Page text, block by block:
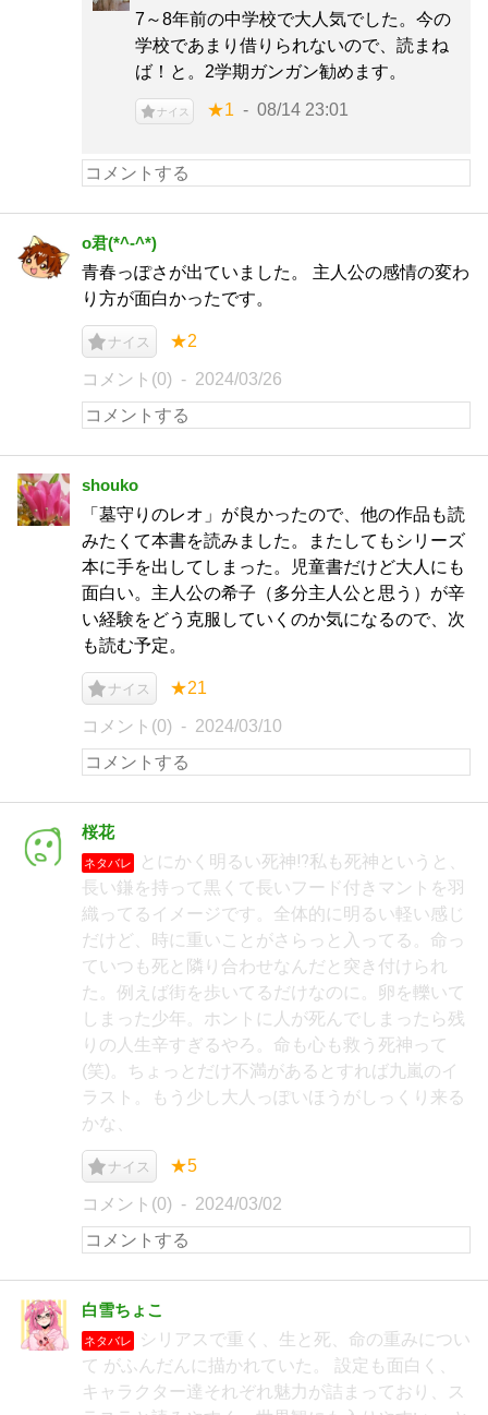
7～8年前の中学校で大人気でした。今の
学校であまり借りられないので、読まね
ば！と。2学期ガンガン勧めます。
ナイス ★1 08/14 23:01
o君(*^-^*)
青春っぽさが出ていました。 主人公の感情の変わ
り方が面白かったです。
ナイス ★2
コメント(0) 2024/03/26
shouko
「墓守りのレオ」が良かったので、他の作品も読
みたくて本書を読みました。またしてもシリーズ
本に手を出してしまった。児童書だけど大人にも
面白い。主人公の希子（多分主人公と思う）が辛
い経験をどう克服していくのか気になるので、次
も読む予定。
ナイス ★21
コメント(0) 2024/03/10
桜花
ネタバレ
とにかく明るい死神⁉️私も死神というと、
長い鎌を持って黒くて長いフード付きマントを羽
織ってるイメージです。全体的に明るい軽い感じ
だけど、時に重いことがさらっと入ってる。命っ
ていつも死と隣り合わせなんだと突き付けられ
た。例えば街を歩いてるだけなのに。卵を轢いて
しまった少年。ホントに人が死んでしまったら残
りの人生辛すぎるやろ。命も心も救う死神って
(笑)。ちょっとだけ不満があるとすれば九嵐のイ
ラスト。もう少し大人っぽいほうがしっくり来る
かな、
ナイス ★5
コメント(0) 2024/03/02
白雪ちょこ
ネタバレ
シリアスで重く、生と死、命の重みについ
て がふんだんに描かれていた。 設定も面白く、
キャラクター達それぞれ魅力が詰まっており、ス